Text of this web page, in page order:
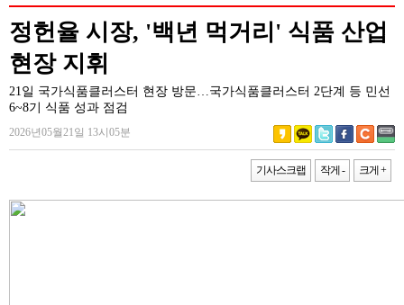
정헌율 시장, '백년 먹거리' 식품 산업
현장 지휘
21일 국가식품클러스터 현장 방문…국가식품클러스터 2단계 등 민선
6~8기 식품 성과 점검
2026년05월21일 13시05분
기사스크랩 작게 - 크게 +